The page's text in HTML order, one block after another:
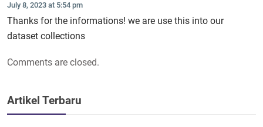
July 8, 2023 at 5:54 pm
Thanks for the informations! we are use this into our
dataset collections
Comments are closed.
Artikel Terbaru